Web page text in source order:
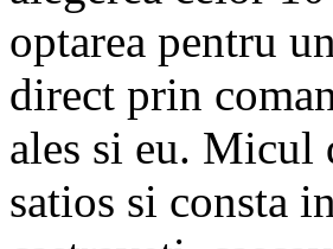
optarea pentru
direct prin
ales si eu. Micul
satios si consta